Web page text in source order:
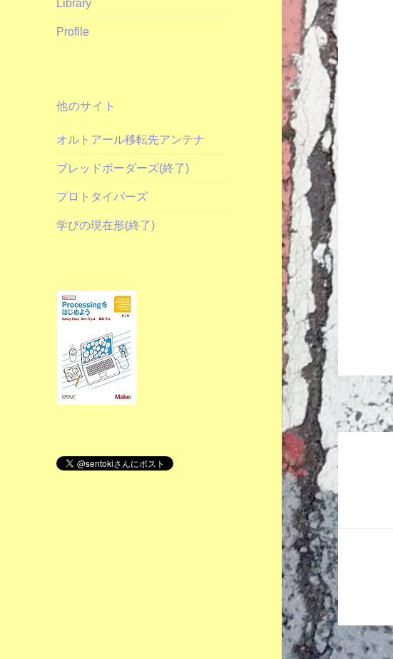
Library
Profile
他のサイト
オルトアール移転先アンテナ
ブレッドボーダーズ(終了)
プロトタイパーズ
学びの現在形(終了)
投
稿
ビ
ゲ
ー
シ
ョ
ン